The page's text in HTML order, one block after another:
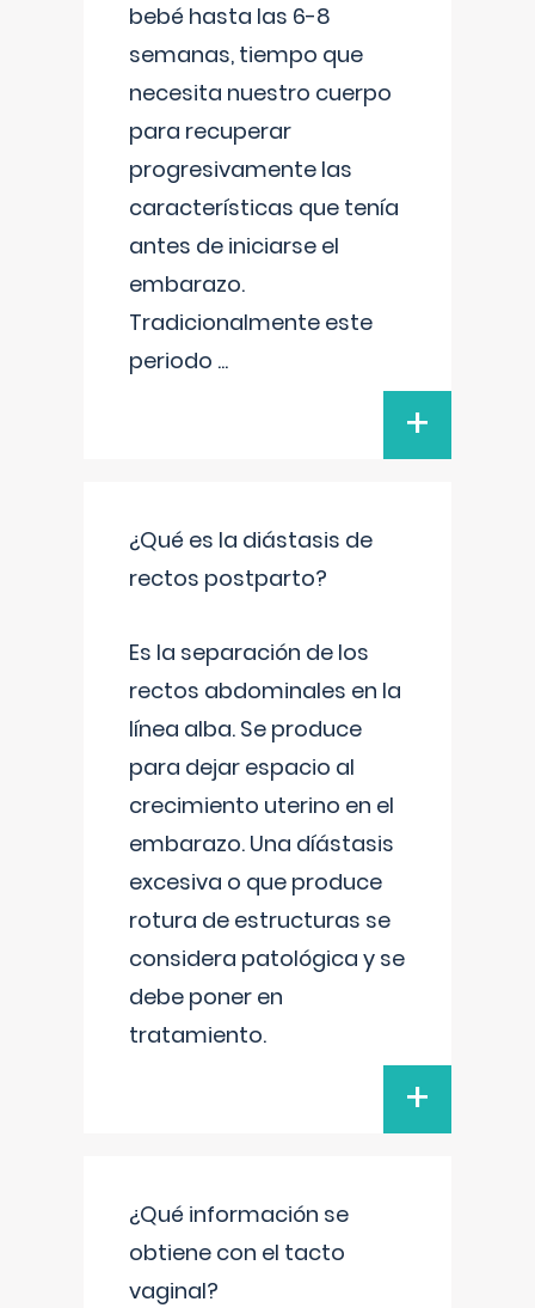
bebé hasta las 6-8
semanas, tiempo que
necesita nuestro cuerpo
para recuperar
progresivamente las
características que tenía
antes de iniciarse el
embarazo.
Tradicionalmente este
periodo ...
+
¿Qué es la diástasis de
rectos postparto?
Es la separación de los
rectos abdominales en la
línea alba. Se produce
para dejar espacio al
crecimiento uterino en el
embarazo. Una díástasis
excesiva o que produce
rotura de estructuras se
considera patológica y se
debe poner en
tratamiento.
+
¿Qué información se
obtiene con el tacto
vaginal?